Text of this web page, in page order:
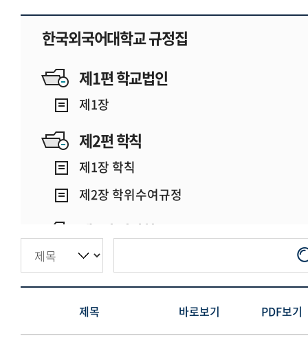
한국외국어대학교 규정집
제1편 학교법인
제1장
제2편 학칙
제1장 학칙
제2장 학위수여규정
제3편 위원회
제1장
제4편 학사행정
제1장 일반행정
제목 바로보기 PDF보기